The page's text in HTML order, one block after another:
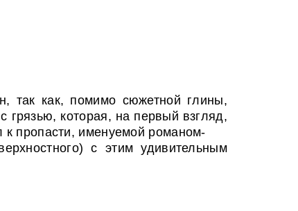
так как, помимо сюжетной глины,
грязью, которая, на первый взгляд,
к пропасти, именуемой романом-
с этим удивительным